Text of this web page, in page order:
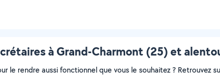
à Grand-Charmont (25) et
le rendre aussi fonctionnel que vous le souhaitez ? Retrouvez